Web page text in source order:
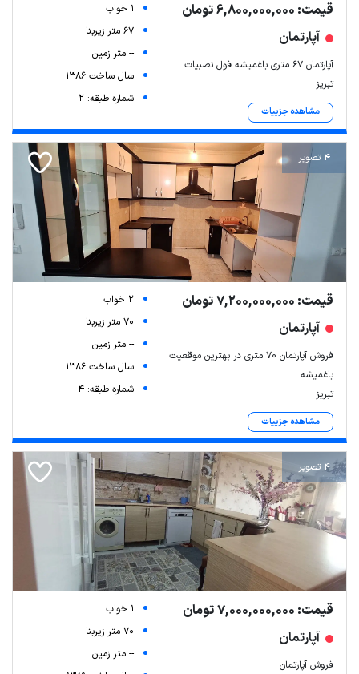
قیمت: 6,800,000,000 تومان
آپارتمان
آپارتمان ۶۷ متری باغمیشه فول نصبیات
تبریز
مشاهده جزییات
1 خواب
67 متر زیربنا
-- متر زمین
سال ساخت 1386
شماره طبقه: 2
4 تصویر
قیمت: 7,200,000,000 تومان
آپارتمان
فروش آپارتمان ۷۰ متری در بهترین موقعیت
باغمیشه
تبریز
مشاهده جزییات
2 خواب
70 متر زیربنا
-- متر زمین
سال ساخت 1386
شماره طبقه: 4
4 تصویر
قیمت: 7,000,000,000 تومان
آپارتمان
فروش آپارتمان
1 خواب
70 متر زیربنا
-- متر زمین